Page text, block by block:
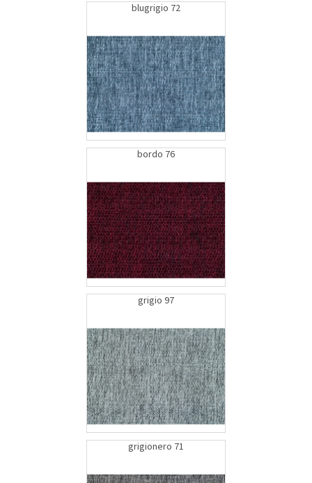
blugrigio 72
bordo 76
grigio 97
grigionero 71